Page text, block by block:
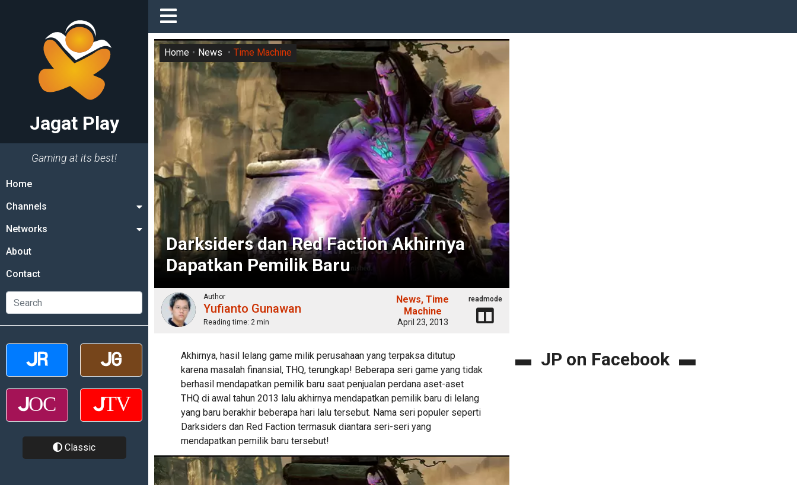
Jagat Play
Gaming at its best!
Home
Channels
Networks
About
Contact
Classic
Darksiders dan Red Faction Akhirnya
Dapatkan Pemilik Baru
Home News Time Machine
Author
Yufianto Gunawan
Reading time: 2 min
News Time
Machine
April 23, 2013
readmode
Akhirnya, hasil lelang game milik perusahaan yang terpaksa ditutup
karena masalah finansial, THQ, terungkap! Beberapa seri game yang tidak
berhasil mendapatkan pemilik baru saat penjualan perdana aset-aset
THQ di awal tahun 2013 lalu akhirnya mendapatkan pemilik baru di lelang
yang baru berakhir beberapa hari lalu tersebut. Nama seri populer seperti
Darksiders dan Red Faction termasuk diantara seri-seri yang
mendapatkan pemilik baru tersebut!
JP on Facebook